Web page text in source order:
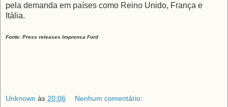
pela demanda em países como Reino Unido, França e
Itália.
Fonte: Press releases Imprensa Ford
Unknown às 20:06 Nenhum comentário: